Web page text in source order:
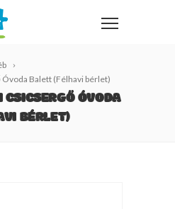
Balett (Félhavi bérlet)
ÓVODA
BÉRLET)